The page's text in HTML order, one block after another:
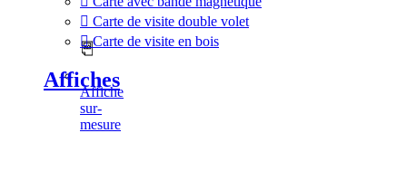
Affiche
sur-
mesure
Carte de visite double volet
Carte de visite en bois
Affiches